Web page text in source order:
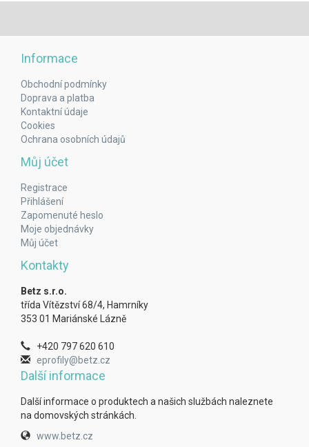
Informace
Obchodní podmínky
Doprava a platba
Kontaktní údaje
Cookies
Ochrana osobních údajů
Můj účet
Registrace
Přihlášení
Zapomenuté heslo
Moje objednávky
Můj účet
Kontakty
Betz s.r.o.
třída Vítězství 68/4, Hamrníky
353 01 Mariánské Lázně
+420 797 620 610
eprofily@betz.cz
Další informace
Další informace o produktech a našich službách naleznete
na domovských stránkách.
www.betz.cz